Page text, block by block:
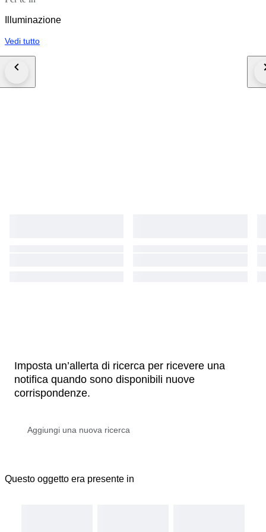
Illuminazione
Vedi tutto
Imposta un’allerta di ricerca per ricevere una
notifica quando sono disponibili nuove
corrispondenze.
Questo oggetto era presente in